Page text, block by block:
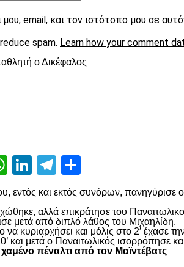
email, και τον ιστότοπο μου σε
spam. Learn how your comment
ο Δικέφαλος
WhatsApp
LinkedIn
Telegram
εντός και εκτός συνόρων, πανηγύρισε
αλλά επικράτησε του
μετά από διπλό λάθος του Μιχαηλίδη.
κυριαρχήσει και μόλις στο 2′ έχασε
και μετά ο Παναιτωλικός ισορρόπησε
πέναλτι από τον Μαϊντέβατς